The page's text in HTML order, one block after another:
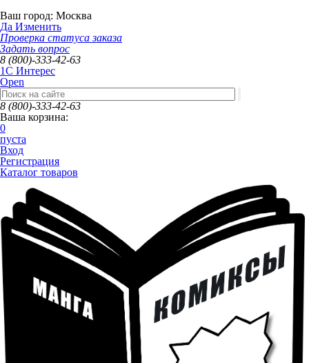
Ваш город: Москва
Да Изменить
Проверка статуса заказа
Задать вопрос
8 (800)-333-42-63
1C Интерес
Open
8 (800)-333-42-63
Ваша корзина:
0
пуста
Вход
Регистрация
Каталог товаров